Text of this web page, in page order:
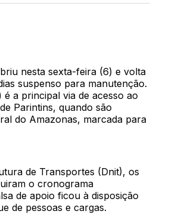
nesta sexta-feira (6) e volta
suspenso para manutenção.
a principal via de acesso ao
Parintins, quando são
do Amazonas, marcada para
de Transportes (Dnit), os
o cronograma
de apoio ficou à disposição
de pessoas e cargas.